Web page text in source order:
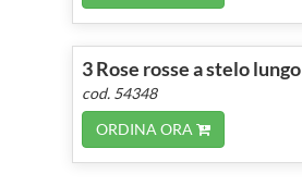
3 Rose rosse a stelo lungo
cod. 54348
ORDINA ORA